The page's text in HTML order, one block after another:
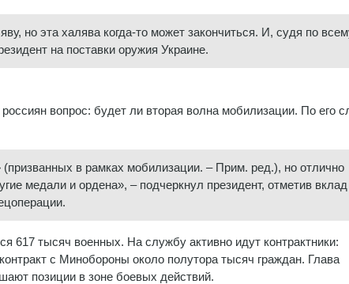
но эта халява когда-то может закончиться. И, судя по
на поставки оружия Украине.
вопрос: будет ли вторая волна мобилизации. По его
в рамках мобилизации. – Прим. ред.), но отлично
медали и ордена», – подчеркнул президент, отметив вклад
617 тысяч военных. На службу активно идут контрактники:
с Минобороны около полутора тысяч граждан. Глава
позиции в зоне боевых действий.